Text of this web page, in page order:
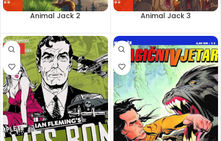
Animal Jack 2 Animal Jack 3
NEW